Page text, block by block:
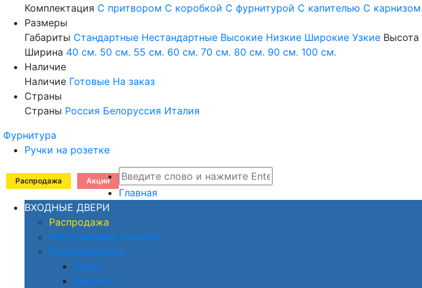
Комплектация С притвором С коробкой С фурнитурой С капителью С карнизом
Размеры
Габариты Стандартные Нестандартные Высокие Низкие Широкие Узкие Высота
Ширина 40 см. 50 см. 55 см. 60 см. 70 см. 80 см. 90 см. 100 см.
Наличие
Наличие Готовые На заказ
Страны
Страны Россия Белоруссия Италия
Фурнитура
Ручки на розетке
Распродажа Акции
Главная
ВХОДНЫЕ ДВЕРИ
Распродажа
Изготовление панелей
Производитель
Аргус
Берлога